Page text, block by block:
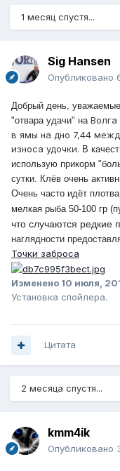
1 месяц спустя...
Sig Hansen
Опубликовано
Добрый день,
"отвара удачи" на
в ямы на дно 7,44
износа удочки. В
использую прикорм
сутки. Клёв очень
Очень часто идёт
мелкая рыба 50-100 гр
что случаются редкие
наглядности
Точки заброса
Изменено 10 июля,
Установка спойлера.
Цитата
2 месяца спустя...
kmm4ik
Опубликовано